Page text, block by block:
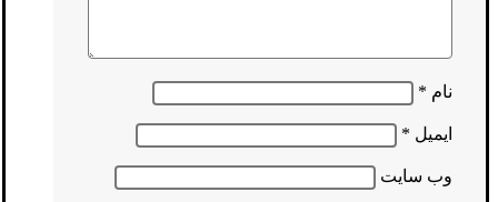
نام *
ایمیل *
وب‌ سایت